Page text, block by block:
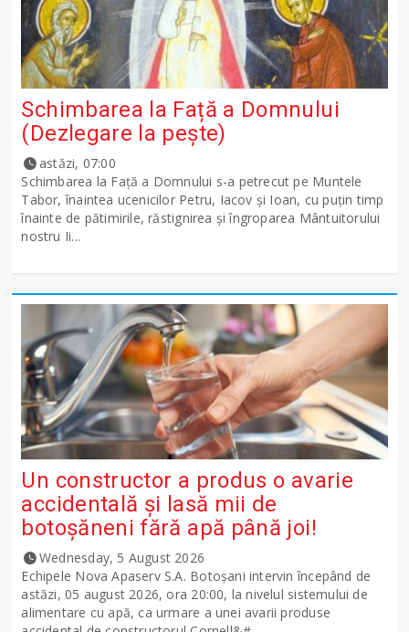
Schimbarea la Față a Domnului
(Dezlegare la peşte)
astăzi, 07:00
Schimbarea la Față a Domnului s-a petrecut pe Muntele
Tabor, înaintea ucenicilor Petru, Iacov și Ioan, cu puțin timp
înainte de pătimirile, răstignirea și îngroparea Mântuitorului
nostru Ii...
Un constructor a produs o avarie
accidentală și lasă mii de
botoșăneni fără apă până joi!
Wednesday, 5 August 2026
Echipele Nova Apaserv S.A. Botoșani intervin începând de
astăzi, 05 august 2026, ora 20:00, la nivelul sistemului de
alimentare cu apă, ca urmare a unei avarii produse